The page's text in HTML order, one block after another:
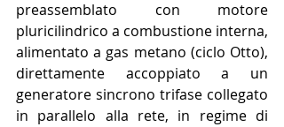
preassemblato con motore
pluricilindrico a combustione interna,
alimentato a gas metano (ciclo Otto),
direttamente accoppiato a un
generatore sincrono trifase collegato
in parallelo alla rete, in regime di